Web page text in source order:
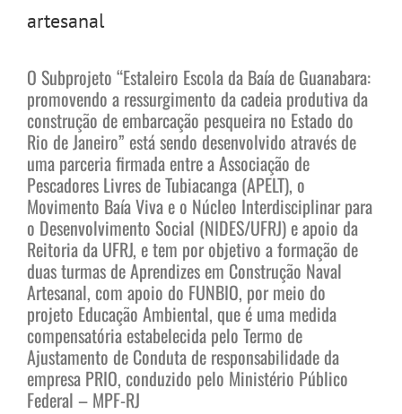
artesanal
O Subprojeto “Estaleiro Escola da Baía de Guanabara:
promovendo a ressurgimento da cadeia produtiva da
construção de embarcação pesqueira no Estado do
Rio de Janeiro” está sendo desenvolvido através de
uma parceria firmada entre a Associação de
Pescadores Livres de Tubiacanga (APELT), o
Movimento Baía Viva e o Núcleo Interdisciplinar para
o Desenvolvimento Social (NIDES/UFRJ) e apoio da
Reitoria da UFRJ, e tem por objetivo a formação de
duas turmas de Aprendizes em Construção Naval
Artesanal, com apoio do FUNBIO, por meio do
projeto Educação Ambiental, que é uma medida
compensatória estabelecida pelo Termo de
Ajustamento de Conduta de responsabilidade da
empresa PRIO, conduzido pelo Ministério Público
Federal – MPF-RJ